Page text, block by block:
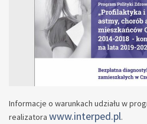
Informacje o warunkach udziału w
realizatora www.interped.pl.